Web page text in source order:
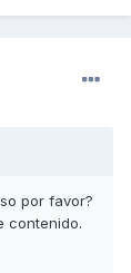
por favor?
contenido.